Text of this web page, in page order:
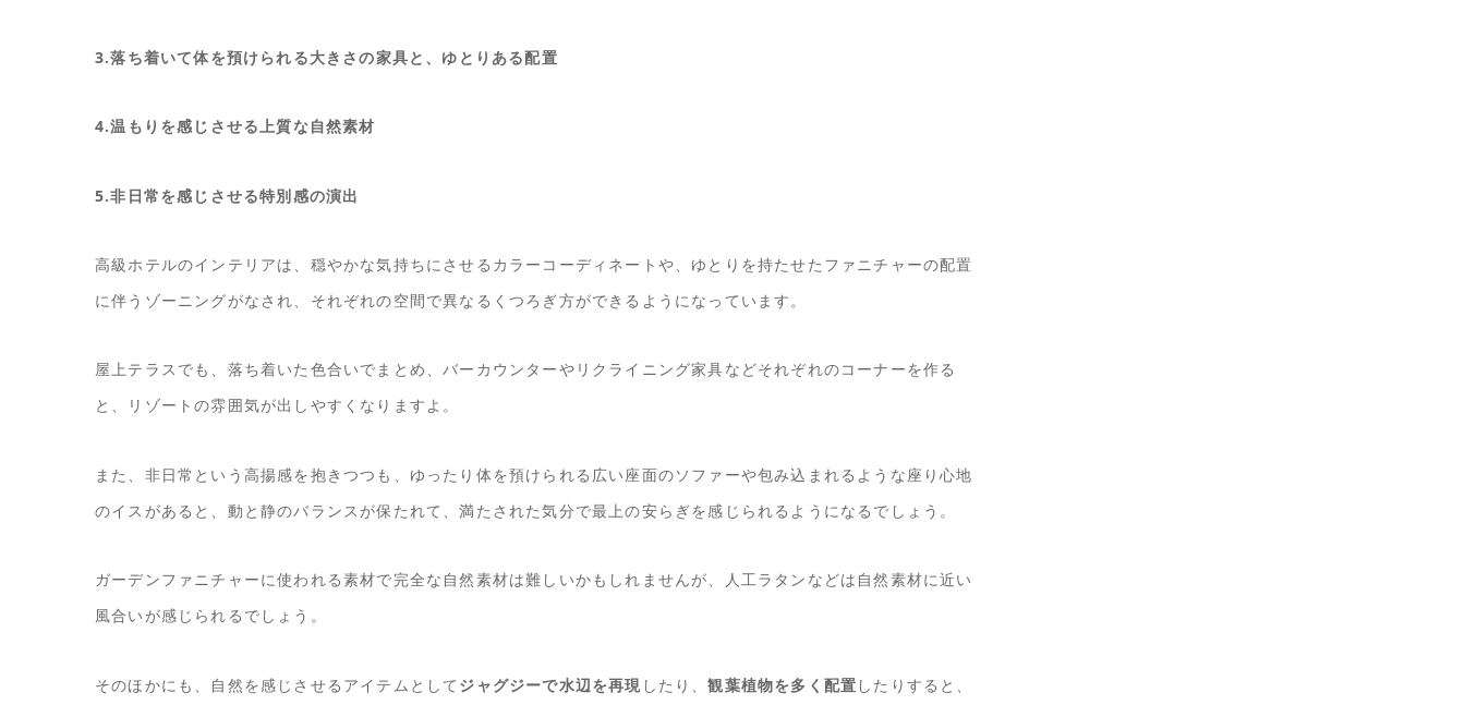
3.落ち着いて体を預けられる大きさの家具と、ゆとりある配置
4.温もりを感じさせる上質な自然素材
5.非日常を感じさせる特別感の演出
高級ホテルのインテリアは、穏やかな気持ちにさせるカラーコーディネートや、ゆとりを持たせたファニチャーの配置
に伴うゾーニングがなされ、それぞれの空間で異なるくつろぎ方ができるようになっています。
屋上テラスでも、落ち着いた色合いでまとめ、バーカウンターやリクライニング家具などそれぞれのコーナーを作る
と、リゾートの雰囲気が出しやすくなりますよ。
また、非日常という高揚感を抱きつつも、ゆったり体を預けられる広い座面のソファーや包み込まれるような座り心地
のイスがあると、動と静のバランスが保たれて、満たされた気分で最上の安らぎを感じられるようになるでしょう。
ガーデンファニチャーに使われる素材で完全な自然素材は難しいかもしれませんが、人工ラタンなどは自然素材に近い
風合いが感じられるでしょう。
そのほかにも、自然を感じさせるアイテムとして ジャグジーで水辺を再現 したり、観葉植物を多く配置 したりすると、